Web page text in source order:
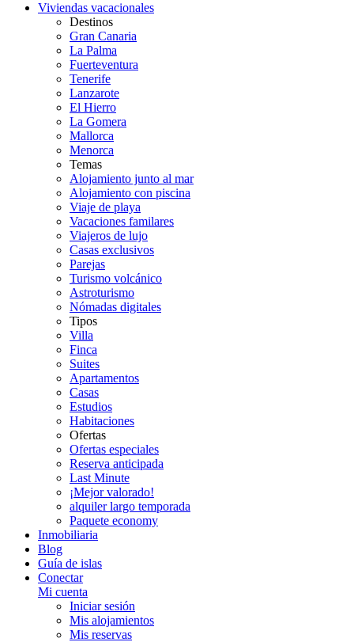
Viviendas vacacionales
Destinos
Gran Canaria
La Palma
Fuerteventura
Tenerife
Lanzarote
El Hierro
La Gomera
Mallorca
Menorca
Temas
Alojamiento junto al mar
Alojamiento con piscina
Viaje de playa
Vacaciones familares
Viajeros de lujo
Casas exclusivos
Parejas
Turismo volcánico
Astroturismo
Nómadas digitales
Tipos
Villa
Finca
Suites
Apartamentos
Casas
Estudios
Habitaciones
Ofertas
Ofertas especiales
Reserva anticipada
Last Minute
¡Mejor valorado!
alquiler largo temporada
Paquete economy
Inmobiliaria
Blog
Guía de islas
Conectar
Mi cuenta
Iniciar sesión
Mis alojamientos
Mis reservas